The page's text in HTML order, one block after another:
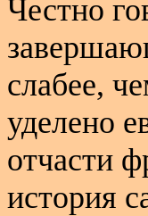
Честно
слабее,
уделено
отчасти
история